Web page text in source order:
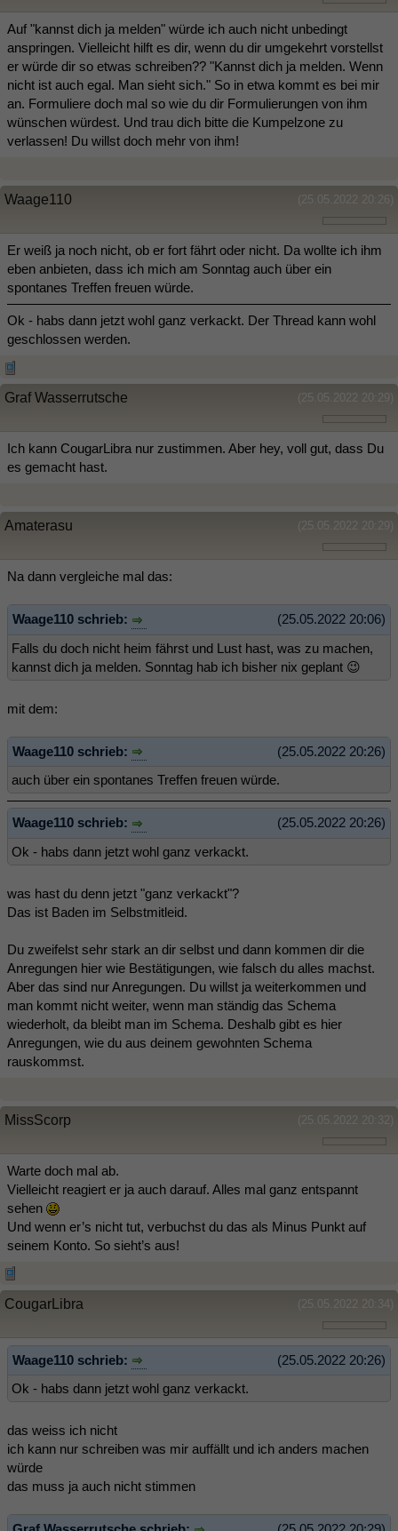
Auf "kannst dich ja melden" würde ich auch nicht unbedingt
anspringen. Vielleicht hilft es dir, wenn du dir umgekehrt vorstellst
er würde dir so etwas schreiben?? "Kannst dich ja melden. Wenn
nicht ist auch egal. Man sieht sich." So in etwa kommt es bei mir
an. Formuliere doch mal so wie du dir Formulierungen von ihm
wünschen würdest. Und trau dich bitte die Kumpelzone zu
verlassen! Du willst doch mehr von ihm!
(25.05.2022 20:26)
Waage110
Er weiß ja noch nicht, ob er fort fährt oder nicht. Da wollte ich ihm
eben anbieten, dass ich mich am Sonntag auch über ein
spontanes Treffen freuen würde.
Ok - habs dann jetzt wohl ganz verkackt. Der Thread kann wohl
geschlossen werden.
(25.05.2022 20:29)
Graf Wasserrutsche
Ich kann CougarLibra nur zustimmen. Aber hey, voll gut, dass Du
es gemacht hast.
(25.05.2022 20:29)
Amaterasu
Na dann vergleiche mal das:
(25.05.2022 20:06)
Waage110 schrieb:
Falls du doch nicht heim fährst und Lust hast, was zu machen,
kannst dich ja melden. Sonntag hab ich bisher nix geplant 😉
mit dem:
(25.05.2022 20:26)
Waage110 schrieb:
auch über ein spontanes Treffen freuen würde.
(25.05.2022 20:26)
Waage110 schrieb:
Ok - habs dann jetzt wohl ganz verkackt.
was hast du denn jetzt "ganz verkackt"?
Das ist Baden im Selbstmitleid.
Du zweifelst sehr stark an dir selbst und dann kommen dir die
Anregungen hier wie Bestätigungen, wie falsch du alles machst.
Aber das sind nur Anregungen. Du willst ja weiterkommen und
man kommt nicht weiter, wenn man ständig das Schema
wiederholt, da bleibt man im Schema. Deshalb gibt es hier
Anregungen, wie du aus deinem gewohnten Schema
rauskommst.
(25.05.2022 20:32)
MissScorp
Warte doch mal ab.
Vielleicht reagiert er ja auch darauf. Alles mal ganz entspannt
sehen
Und wenn er’s nicht tut, verbuchst du das als Minus Punkt auf
seinem Konto. So sieht’s aus!
(25.05.2022 20:34)
CougarLibra
(25.05.2022 20:26)
Waage110 schrieb:
Ok - habs dann jetzt wohl ganz verkackt.
das weiss ich nicht
ich kann nur schreiben was mir auffällt und ich anders machen
würde
das muss ja auch nicht stimmen